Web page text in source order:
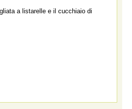
a listarelle e il cucchiaio di